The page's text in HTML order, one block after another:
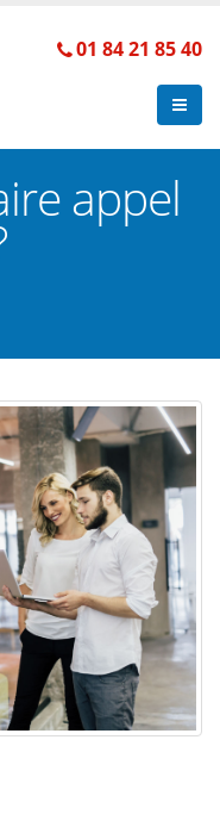
01 84 21 85 40
appel